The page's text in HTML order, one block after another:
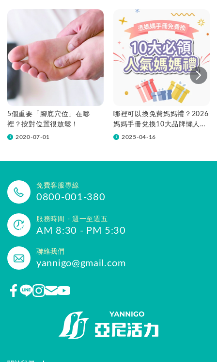
5個重要「腳底穴位」在哪
裡？按對位置很放鬆！
2020-07-01
哪裡可以換免費媽媽禮？2026
媽媽手冊兌換10大品牌懶人包
一次看！
2025-04-16
免費客服專線
0800-001-380
服務時間 - 週一至週五
AM 8:30 - PM 5:30
聯絡我們
yannigo@gmail.com